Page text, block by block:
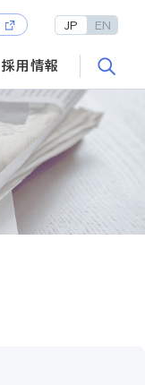
採用情報
JP EN